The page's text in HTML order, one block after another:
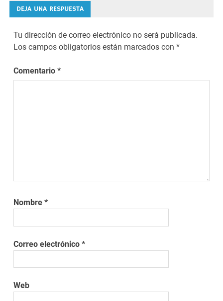
entradas
DEJA UNA RESPUESTA
Tu dirección de correo electrónico no será publicada.
Los campos obligatorios están marcados con*
Comentario*
Nombre*
Correo electrónico*
Web